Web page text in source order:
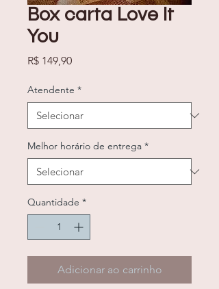
Box carta Love It
You
R$ 149,90Preço
Atendente *
Melhor horário de entrega *
Quantidade *
Adicionar ao carrinho